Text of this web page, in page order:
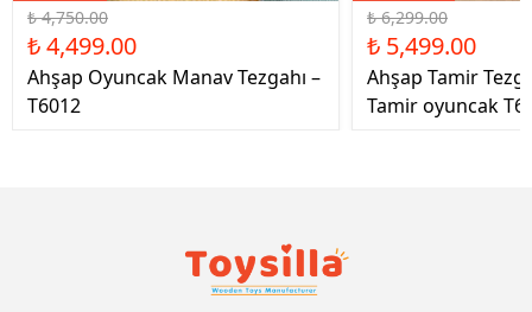
₺ 4,750.00
₺ 4,499.00
Ahşap Oyuncak Manav Tezgahı –
T6012
₺ 6,299.00
₺ 5,499.00
Ahşap Tamir
Tamir oyuncak